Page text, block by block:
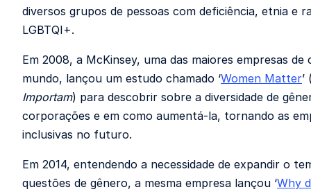
diversos grupos de pessoas com deficiência, etnia e
LGBTQI+.
Em 2008, a McKinsey, uma das maiores empresas
mundo, lançou um estudo chamado ‘Women Matter
Importam) para descobrir sobre a diversidade de
corporações e em como aumentá-la, tornando as
inclusivas no futuro.
Em 2014, entendendo a necessidade de expandir o
questões de gênero, a mesma empresa lançou ‘Why